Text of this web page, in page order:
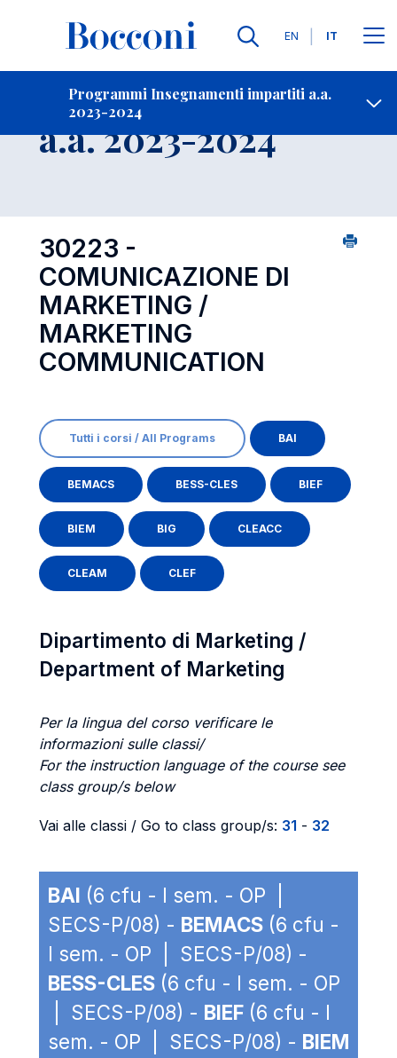
Lingue
EN IT
Programmi Insegnamenti impartiti a.a.
2023-2024
Contatti
Insegnamento
a.a. 2023-2024
30223 -
COMUNICAZIONE DI
MARKETING /
MARKETING
COMMUNICATION
Tutti i corsi / All Programs BAI
BEMACS BESS-CLES BIEF
BIEM BIG CLEACC
CLEAM CLEF
Dipartimento di Marketing /
Department of Marketing
Per la lingua del corso verificare le
informazioni sulle classi/
For the instruction language of the course see
class group/s below
Vai alle classi / Go to class group/s: 31 - 32
BAI (6 cfu - I sem. - OP |
SECS-P/08) - BEMACS (6 cfu -
I sem. - OP | SECS-P/08) -
BESS-CLES (6 cfu - I sem. - OP
| SECS-P/08) - BIEF (6 cfu - I
sem. - OP | SECS-P/08) - BIEM